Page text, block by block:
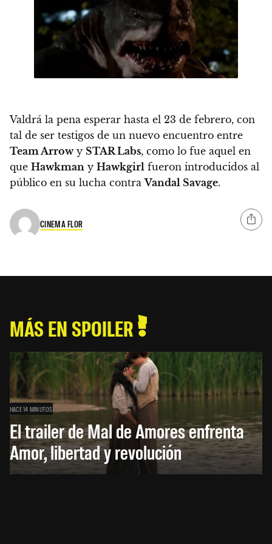
Valdrá la pena esperar hasta el 23 de febrero, con
tal de ser testigos de un nuevo encuentro entre
Team Arrowy STAR Labs, como lo fue aquel en
que Hawkman y Hawkgirl fueron introducidos al
público en su lucha contraVandal Savage.
CINEMA FLOR
MÁS EN SPOILER
HACE 14 MINUTOS
El trailer de Mal de Amores enfrenta
Amor, libertad y revolución